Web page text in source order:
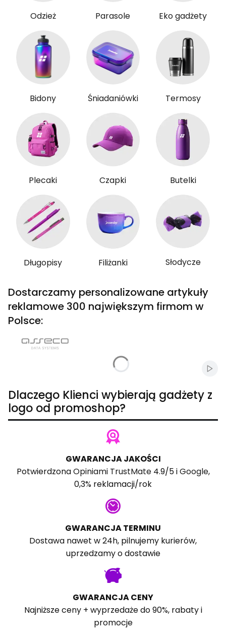
Odzież Parasole Eko gadżety
Bidony Śniadaniówki Termosy
Plecaki Czapki Butelki
Długopisy Filiżanki Słodycze
Dostarczamy personalizowane artykuły
reklamowe 300 największym firmom w
Polsce:
Dlaczego Klienci wybierają gadżety z
logo od promoshop?
GWARANCJA JAKOŚCI
PotwierdzonaOpiniami TrustMate4.9/5 iGoogle,
0,3% reklamacji/rok
GWARANCJA TERMINU
Dostawa nawet w 24h, pilnujemy kurierów,
uprzedzamy o dostawie
GWARANCJA CENY
Najniższe ceny + wyprzedaże do 90%, rabaty i
promocje